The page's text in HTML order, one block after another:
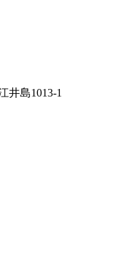
井島1013-1